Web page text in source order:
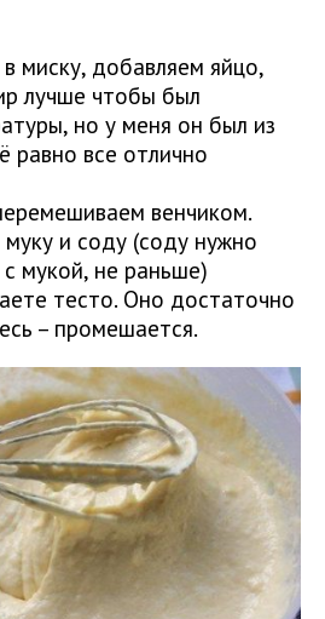
миску, добавляем яйцо,
лучше чтобы был
но у меня он был из
равно все отлично
венчиком.
и соду (соду нужно
мукой, не раньше)
тесто. Оно достаточно
– промешается.